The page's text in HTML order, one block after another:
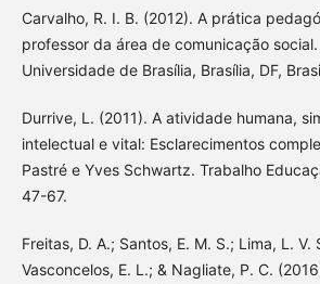
Carvalho, R. I. B. (2012). A prática
professor da área de comunicação
Universidade de Brasília, Brasília, DF,
Durrive, L. (2011). A atividade humana,
intelectual e vital: Esclarecimentos
Pastré e Yves Schwartz. Trabalho
47-67.
Freitas, D. A.; Santos, E. M. S.; Lima, L. V.
Vasconcelos, E. L.; & Nagliate, P. C.